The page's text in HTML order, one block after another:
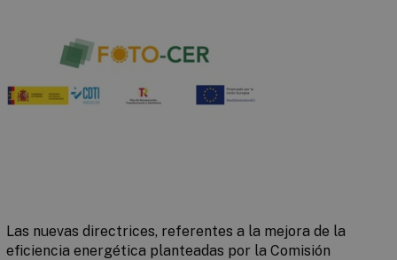
Las nuevas directrices, referentes a la mejora de la
eficiencia energética planteadas por la Comisión